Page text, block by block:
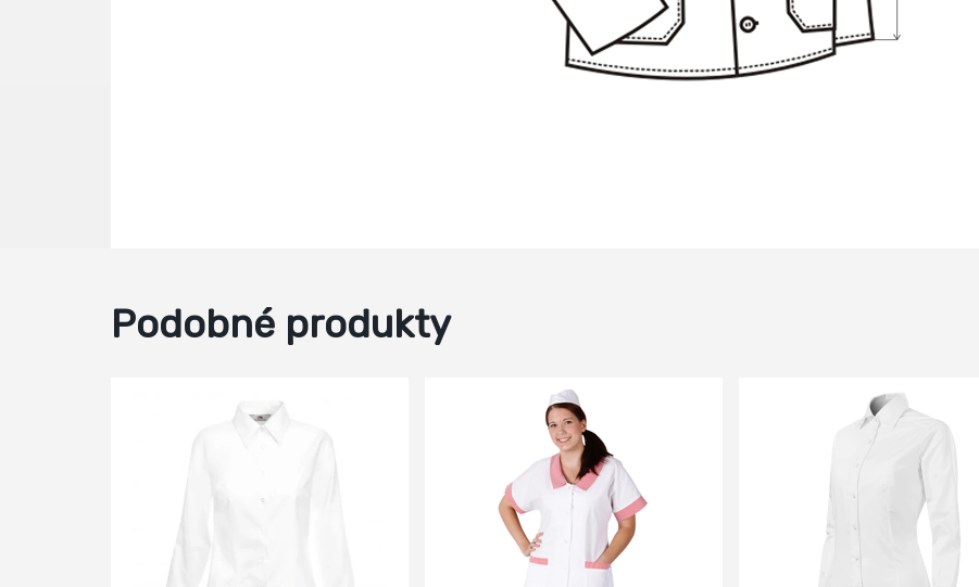
Podobné produkty